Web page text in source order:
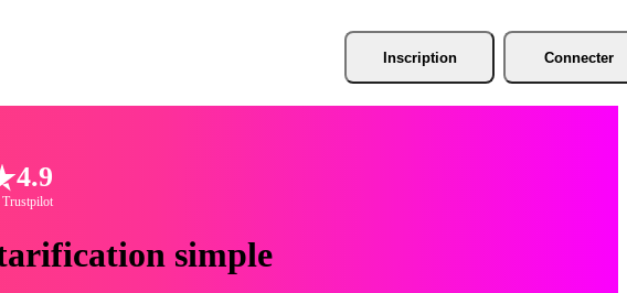
Inscription Connecter
4.9
simple